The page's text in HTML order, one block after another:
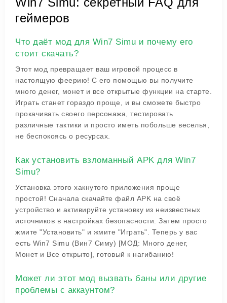
геймеров
Что даёт мод для Win7 Simu и почему его
стоит скачать?
Этот мод превращает ваш игровой процесс в
настоящую феерию! С его помощью вы получите
много денег, монет и все открытые функции на старте.
Играть станет гораздо проще, и вы сможете быстро
прокачивать своего персонажа, тестировать
различные тактики и просто иметь побольше веселья,
не беспокоясь о ресурсах.
Как установить взломанный APK для Win7
Simu?
Установка этого хакнутого приложения проще
простой! Сначала скачайте файл APK на своё
устройство и активируйте установку из неизвестных
источников в настройках безопасности. Затем просто
жмите "Установить" и жмите "Играть". Теперь у вас
есть Win7 Simu (Вин7 Симу) [МОД: Много денег,
Монет и Все открыто], готовый к нагибанию!
Может ли этот мод вызвать баны или другие
проблемы с аккаунтом?